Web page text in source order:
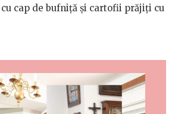
cap de bufniță și cartofii prăjiți cu